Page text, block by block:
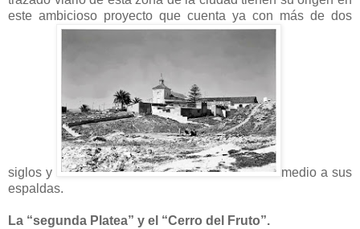
este ambicioso proyecto que cuenta ya con más de dos
siglos y
medio a sus
espaldas.
La “segunda Platea” y el “Cerro del Fruto”.